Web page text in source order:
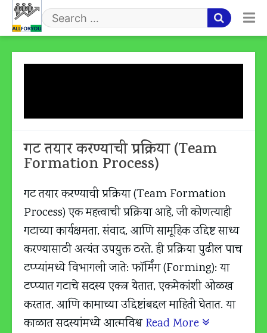
Skip
content
Search
गट तयार करण्याची प्रक्रिया (Team
Formation Process)
गट तयार करण्याची प्रक्रिया (Team Formation
Process) एक महत्त्वाची प्रक्रिया आहे, जी कोणत्याही
गटाच्या कार्यक्षमता, संवाद, आणि सामूहिक उद्दिष्ट साध्य
करण्यासाठी अत्यंत उपयुक्त ठरते. ही प्रक्रिया पुढील पाच
टप्प्यांमध्ये विभागली जाते: फॉर्मिंग (Forming): या
टप्प्यात गटाचे सदस्य एकत्र येतात, एकमेकांशी ओळख
करतात, आणि कामाच्या उद्दिष्टांबद्दल माहिती घेतात. या
काळात सदस्यांमध्ये आत्मविश्व Read More